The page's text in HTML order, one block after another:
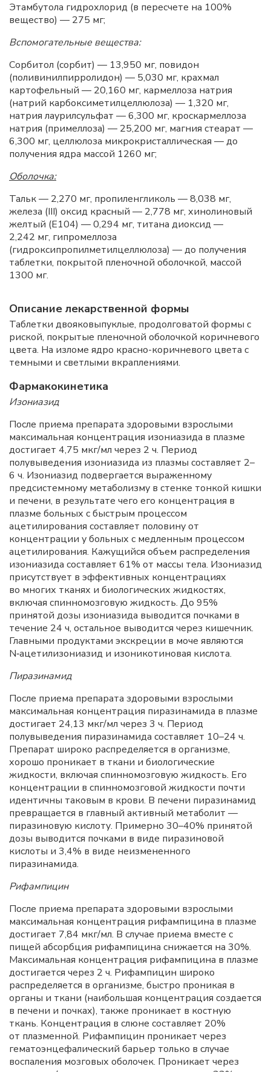
Этамбутола гидрохлорид (в пересчете на 100%
вещество) — 275 мг;
Вспомогательные вещества:
Сорбитол (сорбит) — 13,950 мг, повидон
(поливинилпирролидон) — 5,030 мг, крахмал
картофельный — 20,160 мг, кармеллоза натрия
(натрий карбоксиметилцеллюлоза) — 1,320 мг,
натрия лаурилсульфат — 6,300 мг, кроскармеллоза
натрия (примеллоза) — 25,200 мг, магния стеарат —
6,300 мг, целлюлоза микрокристаллическая — до
получения ядра массой 1260 мг;
Оболочка:
Тальк — 2,270 мг, пропиленгликоль — 8,038 мг,
железа (III) оксид красный — 2,778 мг, хинолиновый
желтый (E104) — 0,294 мг, титана диоксид —
2,242 мг, гипромеллоза
(гидроксипропилметилцеллюлоза) — до получения
таблетки, покрытой пленочной оболочкой, массой
1300 мг.
Описание лекарственной формы
Таблетки двояковыпуклые, продолговатой формы с
риской, покрытые пленочной оболочкой коричневого
цвета. На изломе ядро красно-коричневого цвета с
темными и светлыми вкраплениями.
Фармакокинетика
Изониазид
После приема препарата здоровыми взрослыми
максимальная концентрация изониазида в плазме
достигает 4,75 мкг/мл через 2 ч. Период
полувыведения изониазида из плазмы составляет 2–
6 ч. Изониазид подвергается выраженному
предсистемному метаболизму в стенке тонкой кишки
и печени, в результате чего его концентрация в
плазме больных с быстрым процессом
ацетилирования составляет половину от
концентрации у больных с медленным процессом
ацетилирования. Кажущийся объем распределения
изониазида составляет 61% от массы тела. Изониазид
присутствует в эффективных концентрациях
во многих тканях и биологических жидкостях,
включая спинномозговую жидкость. До 95%
принятой дозы изониазида выводится почками в
течение 24 ч, остальное выводится через кишечник.
Главными продуктами экскреции в моче являются
N‑ацетилизониазид и изоникотиновая кислота.
Пиразинамид
После приема препарата здоровыми взрослыми
максимальная концентрация пиразинамида в плазме
достигает 24,13 мкг/мл через 3 ч. Период
полувыведения пиразинамида составляет 10–24 ч.
Препарат широко распределяется в организме,
хорошо проникает в ткани и биологические
жидкости, включая спинномозговую жидкость. Его
концентрации в спинномозговой жидкости почти
идентичны таковым в крови. В печени пиразинамид
превращается в главный активный метаболит —
пиразиновую кислоту. Примерно 30–40% принятой
дозы выводится почками в виде пиразиновой
кислоты и 3,4% в виде неизмененного
пиразинамида.
Рифампицин
После приема препарата здоровыми взрослыми
максимальная концентрация рифампицина в плазме
достигает 7,84 мкг/мл. В случае приема вместе с
пищей абсорбция рифампицина снижается на 30%.
Максимальная концентрация рифампицина в плазме
достигается через 2 ч. Рифампицин широко
распределяется в организме, быстро проникая в
органы и ткани (наибольшая концентрация создается
в печени и почках), также проникает в костную
ткань. Концентрация в слюне составляет 20%
от плазменной. Рифампицин проникает через
гематоэнцефалический барьер только в случае
воспаления мозговых оболочек. Проникает через